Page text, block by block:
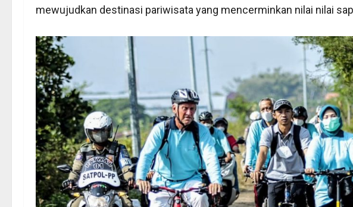
mewujudkan destinasi pariwisata yang mencerminkan nilai nilai